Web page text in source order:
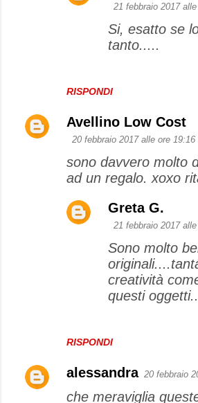
RISPONDI
21 febbraio 2017
Si, esatto se
tanto.....
Avellino Low Cost
20 febbraio 2017 alle ore 19:16
sono davvero molto
ad un regalo. xoxo
RISPONDI
Greta G.
21 febbraio 2017
Sono molto
creatività
questi
alessandra 20 febbraio
che meraviglia